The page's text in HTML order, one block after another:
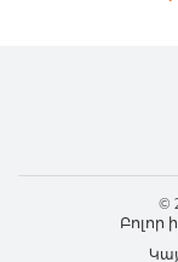
©
Բոլոր